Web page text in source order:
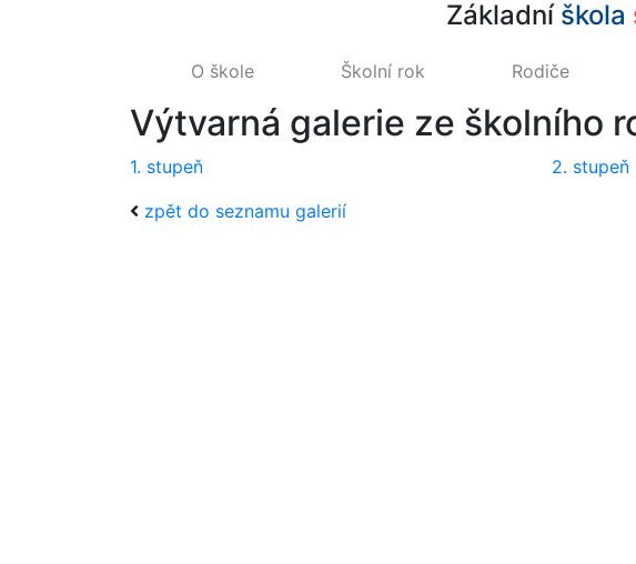
Základní škola
O škole Školní rok Rodiče
Výtvarná galerie ze školního
1. stupeň
2. stupeň
zpět do seznamu galerií